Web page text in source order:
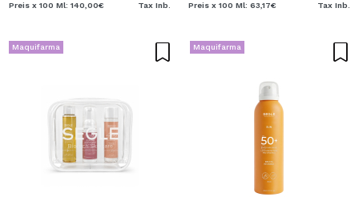
Preis x 100 Ml: 140,00€ Tax Inb. Preis x 100 Ml: 63,17€ Tax Inb.
Maquifarma Maquifarma